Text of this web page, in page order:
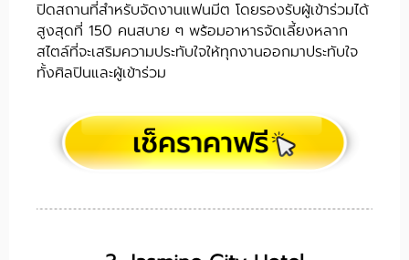
ปิดสถานที่สำหรับจัดงานแฟนมีต โดยรองรับผู้เข้าร่วมได้
สูงสุดที่ 150 คนสบาย ๆ พร้อมอาหารจัดเลี้ยงหลาก
สไตล์ที่จะเสริมความประทับใจให้ทุกงานออกมาประทับใจ
ทั้งศิลปินและผู้เข้าร่วม